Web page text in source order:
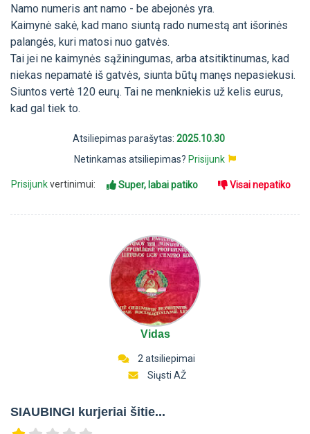
Namo numeris ant namo - be abejonės yra.
Kaimynė sakė, kad mano siuntą rado numestą ant išorinės
palangės, kuri matosi nuo gatvės.
Tai jei ne kaimynės sąžiningumas, arba atsitiktinumas, kad
niekas nepamatė iš gatvės, siunta būtų manęs nepasiekusi.
Siuntos vertė 120 eurų. Tai ne menkniekis už kelis eurus,
kad gal tiek to.
Atsiliepimas parašytas: 2025.10.30
Netinkamas atsiliepimas? Prisijunk
Prisijunkvertinimui: Super, labai patiko Visai nepatiko
Vidas
2 atsiliepimai
Siųsti AŽ
SIAUBINGI kurjeriai šitie...